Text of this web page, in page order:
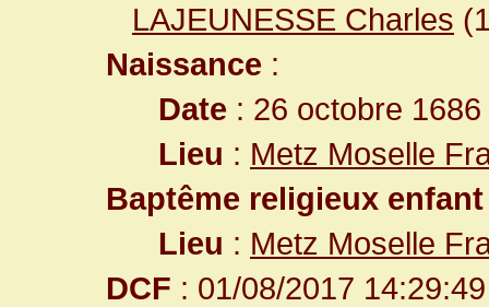
LAJEUNESSE Charles
Naissance :
Date : 26 octobre 1686
Lieu : Metz Moselle
Baptême religieux enfant
Lieu : Metz Moselle
DCF : 01/08/2017 14:29:49